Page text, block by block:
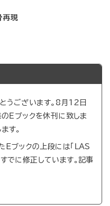
再現
うございます。8月12日
のEブックを休刊に致しま
す。
ブックの上段には「LAS
でに修正しています。記事